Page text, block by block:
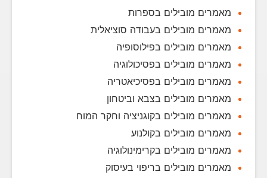
מאמרים מובילים בספרות
מאמרים מובילים בעבודה סוציאלית
מאמרים מובילים בפילוסופיה
מאמרים מובילים בפסיכולוגיה
מאמרים מובילים בפסיכיאטריה
מאמרים מובילים בצבא וביטחון
מאמרים מובילים בקוגניציה וחקר המוח
מאמרים מובילים בקולנוע
מאמרים מובילים בקרימינולוגיה
מאמרים מובילים בריפוי בעיסוק